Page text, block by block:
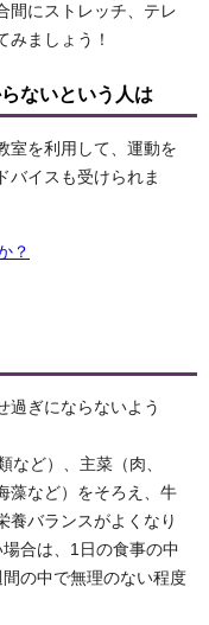
間にストレッチ、テレ
みましょう！
ないという人は
室を利用して、運動を
バイスも受けられま
？
過ぎにならないよう
など）、主菜（肉、
藻など）をそろえ、牛
養バランスがよくなり
合は、1日の食事の中
の中で無理のない程度